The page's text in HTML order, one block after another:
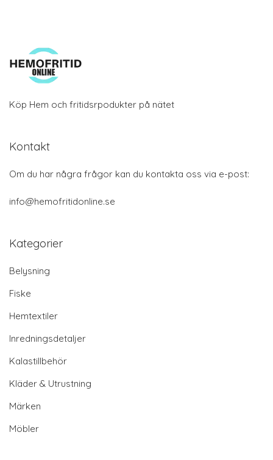
Köp Hem och fritidsrpodukter på nätet
Kontakt
Om du har några frågor kan du kontakta oss via e-post:
info@hemofritidonline.se
Kategorier
Belysning
Fiske
Hemtextiler
Inredningsdetaljer
Kalastillbehör
Kläder & Utrustning
Märken
Möbler